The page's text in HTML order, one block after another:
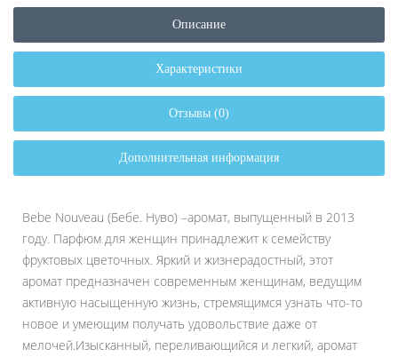
Описание
Характеристики
Отзывы (0)
Дополнительная информация
Bebe Nouveau (Бебе. Нуво) –аромат, выпущенный в 2013
году. Парфюм для женщин принадлежит к семейству
фруктовых цветочных. Яркий и жизнерадостный, этот
аромат предназначен современным женщинам, ведущим
активную насыщенную жизнь, стремящимся узнать что-то
новое и умеющим получать удовольствие даже от
мелочей.Изысканный, переливающийся и легкий, аромат